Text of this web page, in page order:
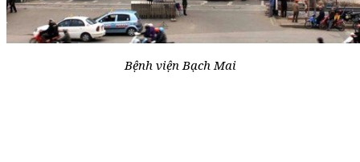
Bệnh viện Bạch Mai